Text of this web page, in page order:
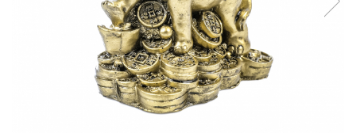
Tablouri personalizate
Diplome si Plachete
Felicitari din lemn